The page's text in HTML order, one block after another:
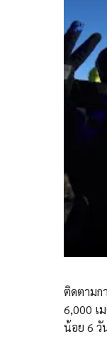
ติดตามก
6,000 เ
น้อย 6 วั